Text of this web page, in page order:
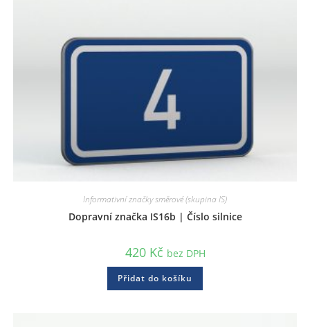
Informativní značky směrové (skupina IS)
Dopravní značka IS16b | Číslo silnice
420 Kč bez DPH
Přidat do košíku